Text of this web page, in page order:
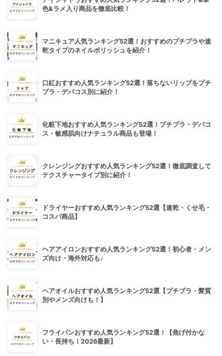
色&ラメ入り商品を徹底比較！
マニキュア人気ランキング52選！おすすめのプチプラや速
乾タイプのネイルポリッシュを紹介！
口紅おすすめ人気ランキング52選！落ちないリップをプチ
プラ・デパコス別に紹介！
化粧下地おすすめ人気ランキング52選！プチプラ・デパコ
ス・敏感肌向けナチュラル商品も登場！
クレンジングおすすめ人気ランキング52選！徹底調査して
テクスチャータイプ別に紹介！
ドライヤーおすすめ人気ランキング52選【速乾・くせ毛・
コスパ商品】
ヘアアイロンおすすめ人気ランキング52選！初心者・メン
ズ向け・海外対応も♪
ヘアオイルおすすめ人気ランキング52選【プチプラ・髪質
別やメンズ向けも！】
フライパンおすすめ人気ランキング52選！【焦げ付かな
い・長持ち！2026最新】